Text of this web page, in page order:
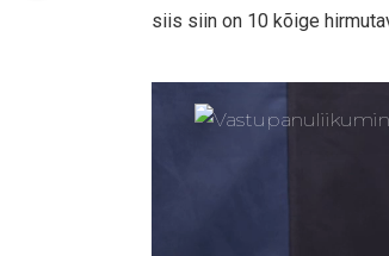
siis siin on 10 kõige